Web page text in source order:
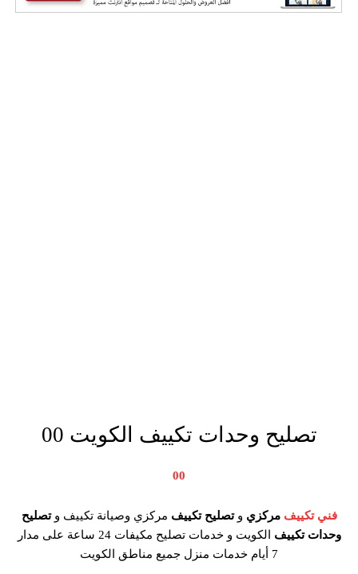
تصليح وحدات تكييف الكويت 00
00
فني تكييف مركزي وتصليح تكييف مركزي وصيانة تكييف وتصليح
وحدات تكييف
الكويت و خدمات تصليح مكيفات 24 ساعة على مدار
7 أيام خدمات منزل جميع مناطق الكويت